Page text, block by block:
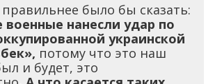
было бы сказать:
военные нанесли удар по
украинской
потому что это наш
и будет, это